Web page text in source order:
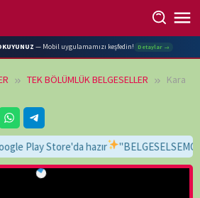
— Mobil uygulamamızı keşfedin! Detaylar →
TEK BÖLÜMLÜK BELGESELLER
Kara
Play Store'da hazır "BELGESELSEMO"